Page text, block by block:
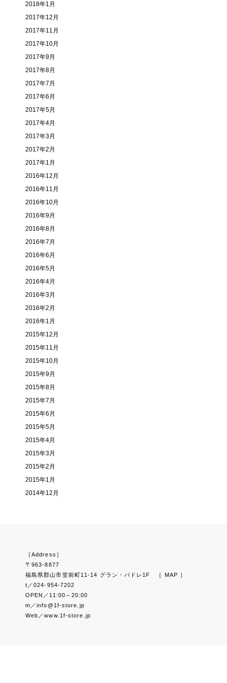
2018年1月
2017年12月
2017年11月
2017年10月
2017年9月
2017年8月
2017年7月
2017年6月
2017年5月
2017年4月
2017年3月
2017年2月
2017年1月
2016年12月
2016年11月
2016年10月
2016年9月
2016年8月
2016年7月
2016年6月
2016年5月
2016年4月
2016年3月
2016年2月
2016年1月
2015年12月
2015年11月
2015年10月
2015年9月
2015年8月
2015年7月
2015年6月
2015年5月
2015年4月
2015年3月
2015年2月
2015年1月
2014年12月
［Address］
〒963-8877
福島県郡山市堂前町11-14 グラン・パドレ1F
［ MAP ］
t／024-954-7202
OPEN／11:00～20:00
m／info@1f-store.jp
Web／www.1f-store.jp